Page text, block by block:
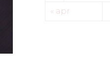
« apr